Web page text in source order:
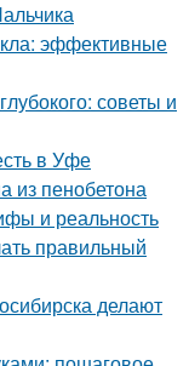
эффективные
советы и
в Уфе
из пенобетона
и реальность
правильный
делают